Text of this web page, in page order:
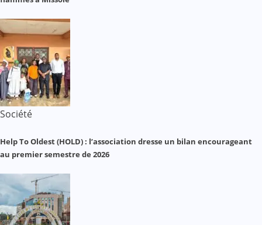
Société
Help To Oldest (HOLD) : l’association dresse un bilan encourageant
au premier semestre de 2026